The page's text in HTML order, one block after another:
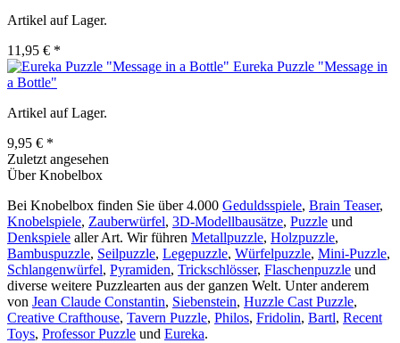
Artikel auf Lager.
11,95 € *
Eureka Puzzle "Message in
a Bottle"
Artikel auf Lager.
9,95 € *
Zuletzt angesehen
Über Knobelbox
Bei Knobelbox finden Sie über 4.000 Geduldsspiele, Brain Teaser,
Knobelspiele, Zauberwürfel, 3D-Modellbausätze, Puzzle und
Denkspiele aller Art. Wir führen Metallpuzzle, Holzpuzzle,
Bambuspuzzle, Seilpuzzle, Legepuzzle, Würfelpuzzle, Mini-Puzzle,
Schlangenwürfel, Pyramiden, Trickschlösser, Flaschenpuzzle und
diverse weitere Puzzlearten aus der ganzen Welt. Unter anderem
von Jean Claude Constantin, Siebenstein, Huzzle Cast Puzzle,
Creative Crafthouse, Tavern Puzzle, Philos, Fridolin, Bartl, Recent
Toys, Professor Puzzle und Eureka.